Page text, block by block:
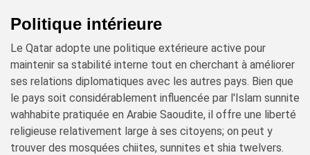
Politique intérieure
Le Qatar adopte une politique extérieure active pour
maintenir sa stabilité interne tout en cherchant à améliorer
ses relations diplomatiques avec les autres pays. Bien que
le pays soit considérablement influencée par l'Islam sunnite
wahhabite pratiquée en Arabie Saoudite, il offre une liberté
religieuse relativement large à ses citoyens; on peut y
trouver des mosquées chiites, sunnites et shia twelvers.